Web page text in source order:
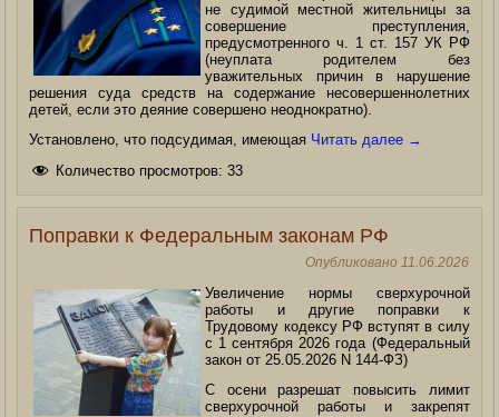
не судимой местной жительницы за
совершение преступления,
предусмотренного ч. 1 ст. 157 УК РФ
(неуплата родителем без
уважительных причин в нарушение
решения суда средств на содержание несовершеннолетних
детей, если это деяние совершено неоднократно).
Установлено, что подсудимая, имеющая Читать далее →
Количество просмотров: 33
Поправки к Федеральным законам РФ
Опубликовано 11.06.2026
Увеличение нормы сверхурочной
работы и другие поправки к
Трудовому кодексу РФ вступят в силу
с 1 сентября 2026 года (Федеральный
закон от 25.05.2026 N 144-ФЗ)
С осени разрешат повысить лимит
сверхурочной работы и закрепят